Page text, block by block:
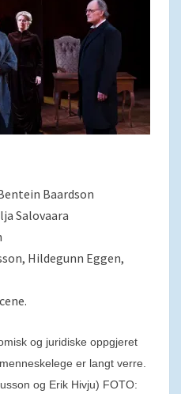
Baardson
Salovaara
Hildegunn Eggen,
og juridiske oppgjeret
er langt verre.
og Erik Hivju) FOTO: